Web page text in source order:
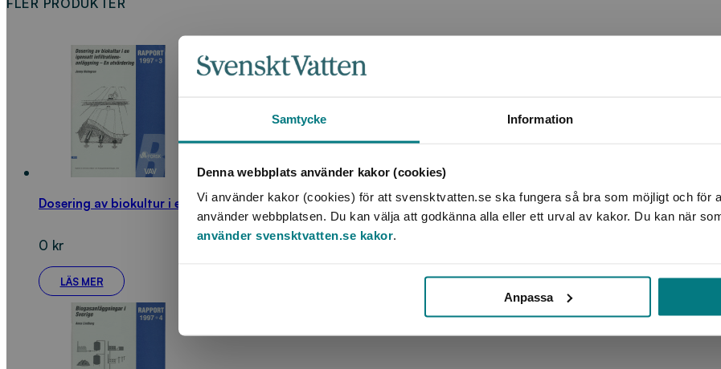
Samtycke Information
Denna webbplats använder kakor (cookies)
Vi använder kakor (cookies) för att svensktvatten.se ska fungera så bra som möjligt och för
använder webbplatsen. Du kan välja att godkänna alla eller ett urval av kakor. Du kan när
använder svensktvatten.se kakor.
Anpassa
Dosering av biokultur i en igensatt infiltrationsanläggning
0 kr
LÄS MER